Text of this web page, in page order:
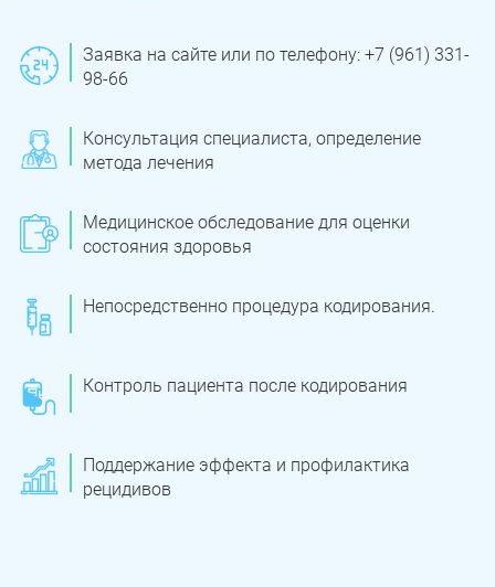
Заявка на сайте или по телефону: +7 (961) 331-
98-66
Консультация специалиста, определение
метода лечения
Медицинское обследование для оценки
состояния здоровья
Непосредственно процедура кодирования.
Контроль пациента после кодирования
Поддержание эффекта и профилактика
рецидивов
Касли Роза
Красногорский